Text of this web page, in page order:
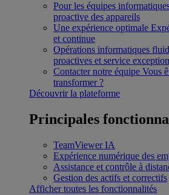
Pour les équipes
proactive des appareils
Une expérience optimale
et continue
Opérations informatiques
proactives et service
Contacter notre équipe Vous
transformer ?
Découvrir la plateforme
Principales
TeamViewer IA
Expérience numérique des
Assistance et contrôle à
Gestion des actifs et correctifs
Afficher toutes les fonctionnalités